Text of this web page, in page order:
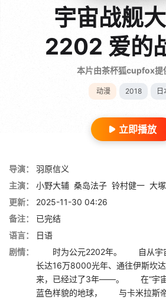
宇宙战舰
2202 爱的
本片由茶杯狐cupfox提
动漫 2018 日
立即播放
导演：
羽原信义
主演：
小野大辅 桑岛法子 铃村健一 大
更新：
2025-11-30 04:26
备注：
已完结
语言：
日语
剧情：
时为公元2202年。 自从宇宙
长达16万8000光年、通往伊斯坎
来，已经过了3年——。 在“宇宙
蓝色样貌的地球， 与卡米拉斯